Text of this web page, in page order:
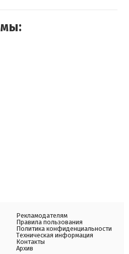
Рекламодателям
Правила пользования
Политика конфиденциальности
Техническая информация
Контакты
Архив